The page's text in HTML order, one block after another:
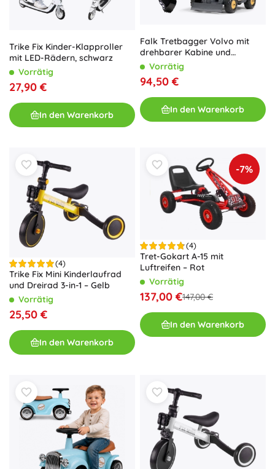
Trike Fix Kinder-Klapproller
mit LED-Rädern, schwarz
Vorrätig
27,90 €
In den Warenkorb
Falk Tretbagger Volvo mit
drehbarer Kabine und
Schaufel
Vorrätig
94,50 €
In den Warenkorb
(4)
Trike Fix Mini Kinderlaufrad
und Dreirad 3-in-1 – Gelb
Vorrätig
25,50 €
In den Warenkorb
-7%
(4)
Tret-Gokart A-15 mit
Luftreifen – Rot
Vorrätig
137,00 €147,00 €
In den Warenkorb